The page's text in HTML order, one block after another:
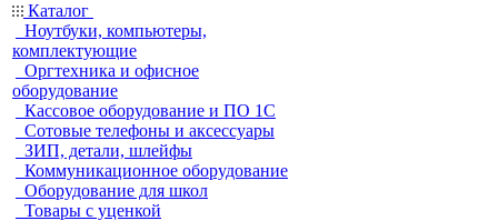
Каталог
Ноутбуки, компьютеры,
комплектующие
Оргтехника и офисное
оборудование
Кассовое оборудование и ПО 1С
Сотовые телефоны и аксессуары
ЗИП, детали, шлейфы
Коммуникационное оборудование
Оборудование для школ
Товары с уценкой